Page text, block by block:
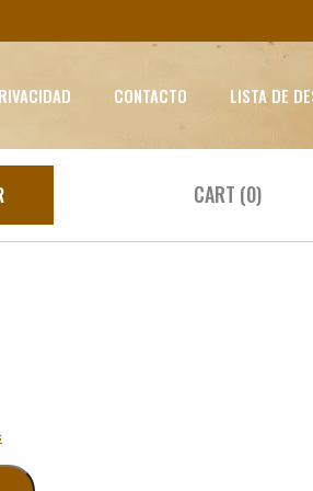
CONTACTO LISTA DE
CART (0)